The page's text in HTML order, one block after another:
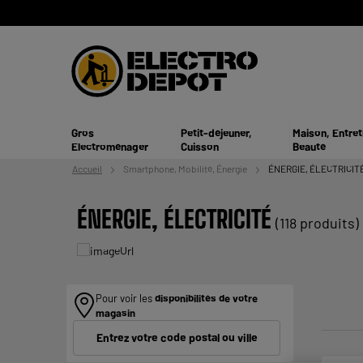
Gros
Electroménager
Petit-déjeuner,
Cuisson
Maison,
Beauté
Accueil Smartphone, Mobilité, Énergie ÉNERGIE,
ÉNERGIE, ÉLECTRICITÉ (118 produits)
Pour voir lesdisponibilités de votre
magasin
Entrez votre code postal ou ville